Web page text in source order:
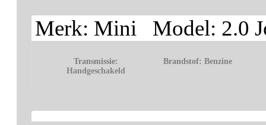
Merk: Mini Model: 2.0
Transmissie:
Handgeschakeld
Brandstof:Benzine